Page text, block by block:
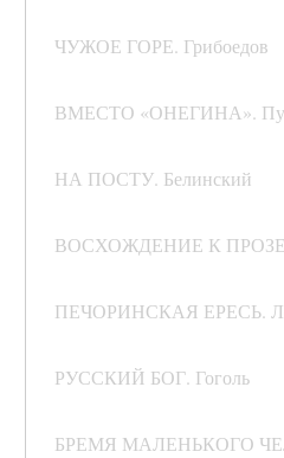
ЧУЖОЕ ГОРЕ. Грибоедов
ВМЕСТО «ОНЕГИНА».
НА ПОСТУ. Белинский
ВОСХОЖДЕНИЕ К ПРОЗЕ.
ПЕЧОРИНСКАЯ ЕРЕСЬ.
РУССКИЙ БОГ. Гоголь
БРЕМЯ МАЛЕНЬКОГО